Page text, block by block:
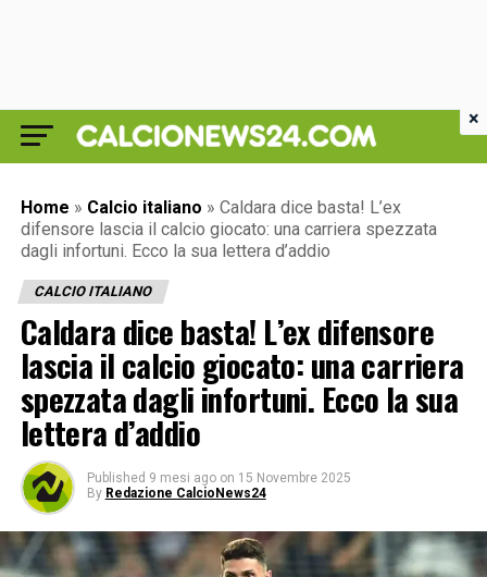
Home » Calcio italiano » Caldara dice basta! L’ex
difensore lascia il calcio giocato: una carriera spezzata
dagli infortuni. Ecco la sua lettera d’addio
CALCIO ITALIANO
Caldara dice basta! L’ex difensore
lascia il calcio giocato: una carriera
spezzata dagli infortuni. Ecco la sua
lettera d’addio
Published 9 mesi ago on 15 Novembre 2025
By Redazione CalcioNews24
×